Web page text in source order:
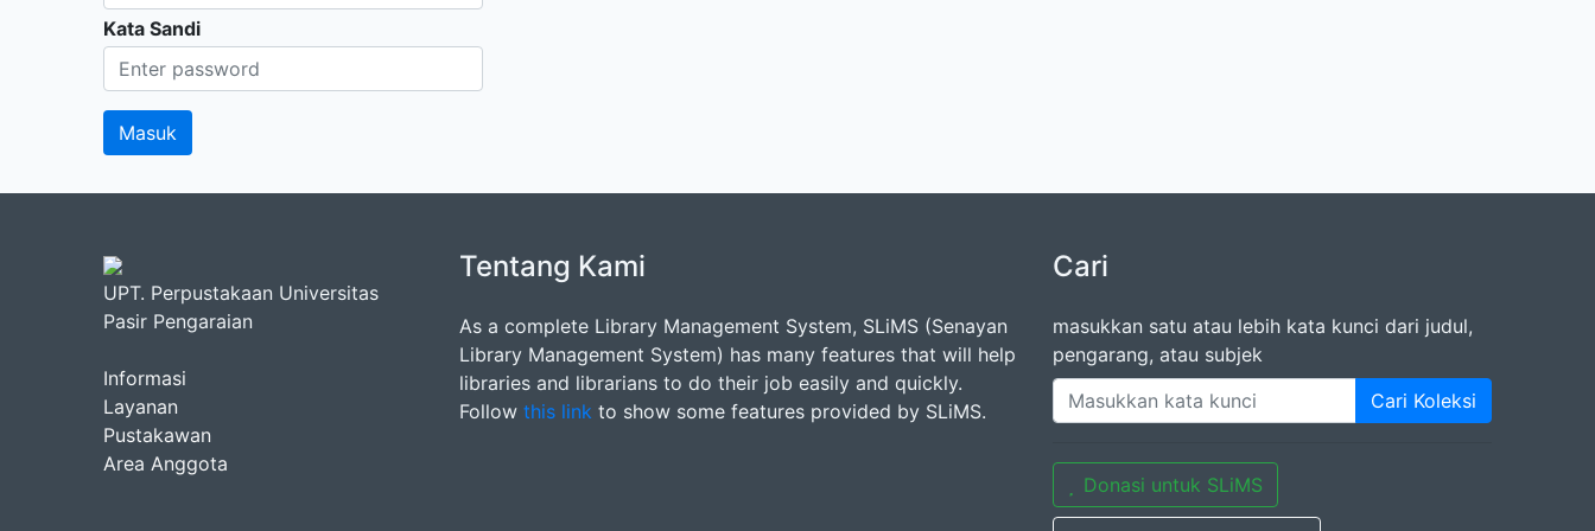
Kata Sandi
UPT. Perpustakaan Universitas
Pasir Pengaraian
Informasi
Layanan
Pustakawan
Area Anggota
Tentang Kami
As a complete Library Management System, SLiMS (Senayan
Library Management System) has many features that will help
libraries and librarians to do their job easily and quickly.
Follow this link to show some features provided by SLiMS.
Cari
masukkan satu atau lebih kata kunci dari judul,
pengarang, atau subjek
Cari Koleksi
Donasi untuk SLiMS